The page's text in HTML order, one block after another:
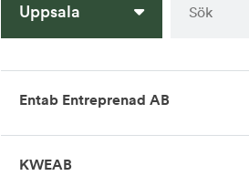
Uppsala
Entab Entreprenad AB
KWEAB